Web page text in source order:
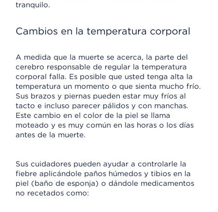
tranquilo.
Cambios en la temperatura corporal
A medida que la muerte se acerca, la parte del
cerebro responsable de regular la temperatura
corporal falla. Es posible que usted tenga alta la
temperatura un momento o que sienta mucho frío.
Sus brazos y piernas pueden estar muy fríos al
tacto e incluso parecer pálidos y con manchas.
Este cambio en el color de la piel se llama
moteado y es muy común en las horas o los días
antes de la muerte.
Sus cuidadores pueden ayudar a controlarle la
fiebre aplicándole paños húmedos y tibios en la
piel (baño de esponja) o dándole medicamentos
no recetados como: